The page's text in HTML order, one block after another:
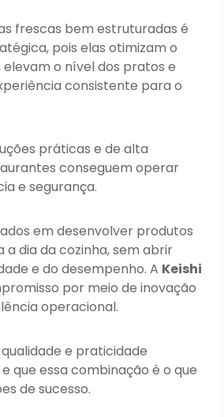
frescas bem estruturadas é
pois elas otimizam o
o nível dos pratos e
consistente para o
práticas e de alta
conseguem operar
e segurança.
em desenvolver produtos
a dia da cozinha, sem abrir
e do desempenho. A Keishi
por meio de inovação
operacional.
e praticidade
que essa combinação é o que
de sucesso.